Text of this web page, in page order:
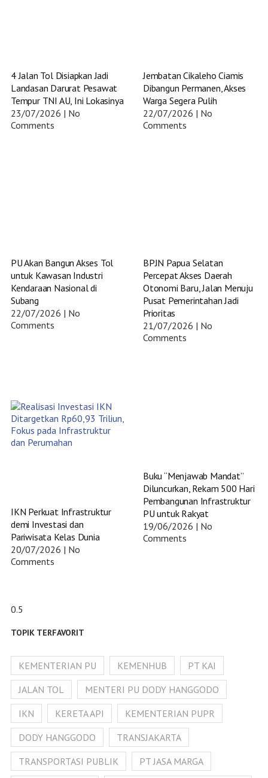
4 Jalan Tol Disiapkan Jadi
Landasan Darurat Pesawat
Tempur TNI AU, Ini Lokasinya
23/07/2026
No
Comments
Jembatan Cikaleho Ciamis
Dibangun Permanen, Akses
Warga Segera Pulih
22/07/2026
No
Comments
PU Akan Bangun Akses Tol
untuk Kawasan Industri
Kendaraan Nasional di
Subang
22/07/2026
No
Comments
BPJN Papua Selatan
Percepat Akses Daerah
Otonomi Baru, Jalan Menuju
Pusat Pemerintahan Jadi
Prioritas
21/07/2026
No
Comments
IKN Perkuat Infrastruktur
demi Investasi dan
Pariwisata Kelas Dunia
20/07/2026
No
Comments
Buku “Menjawab Mandat”
Diluncurkan, Rekam 500 Hari
Pembangunan Infrastruktur
PU untuk Rakyat
19/06/2026
No
Comments
TOPIK TERFAVORIT
KEMENTERIAN PU KEMENHUB
PT KAI
JALAN TOL
MENTERI PU DODY HANGGODO
IKN
KERETA API
KEMENTERIAN PUPR
DODY HANGGODO
TRANSJAKARTA
TRANSPORTASI PUBLIK
PT JASA MARGA